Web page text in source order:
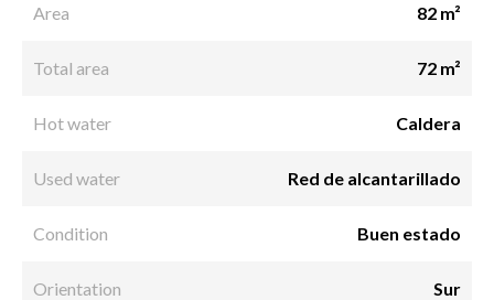
Area 82 m²
Total area 72 m²
Hot water Caldera
Used water Red de alcantarillado
Condition Buen estado
Orientation Sur